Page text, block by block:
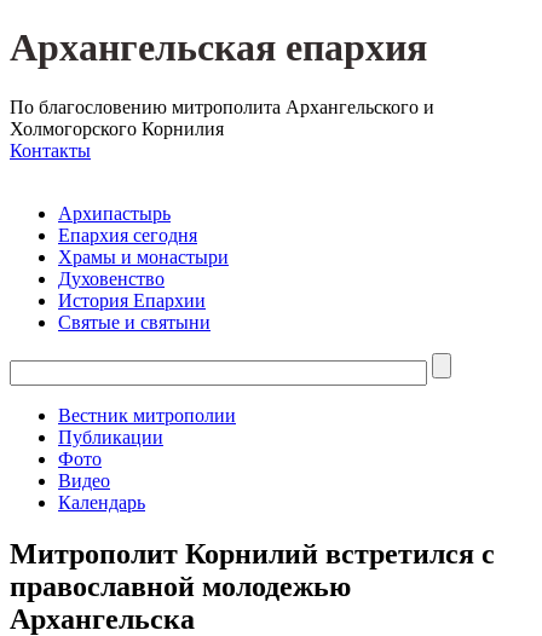
Архангельская епархия
По благословению митрополита Архангельского и
Холмогорского Корнилия
Контакты
Архипастырь
Епархия сегодня
Храмы и монастыри
Духовенство
История Епархии
Святые и святыни
Вестник митрополии
Публикации
Фото
Видео
Календарь
Митрополит Корнилий встретился с
православной молодежью
Архангельска